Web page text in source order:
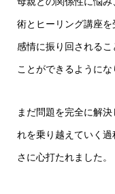
術とヒーリング講座
感情に振り回される
ことができるようにな
まだ問題を完全に解
れを乗り越えていく
さに心打たれました。